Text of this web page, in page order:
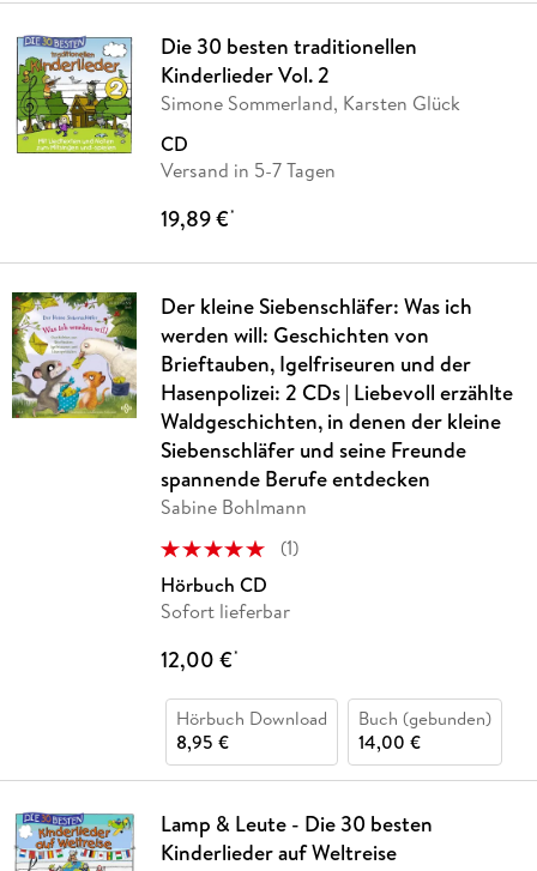
Die 30 besten traditionellen
Kinderlieder Vol. 2
Simone Sommerland, Karsten Glück
CD
Versand in 5-7 Tagen
19,89 €*
Der kleine Siebenschläfer: Was ich
werden will: Geschichten von
Brieftauben, Igelfriseuren und der
Hasenpolizei: 2 CDs | Liebevoll erzählte
Waldgeschichten, in denen der kleine
Siebenschläfer und seine Freunde
spannende Berufe entdecken
Sabine Bohlmann
(1)
Hörbuch CD
Sofort lieferbar
12,00 €*
Hörbuch Download
8,95 €
Buch (gebunden)
14,00 €
Lamp & Leute - Die 30 besten
Kinderlieder auf Weltreise